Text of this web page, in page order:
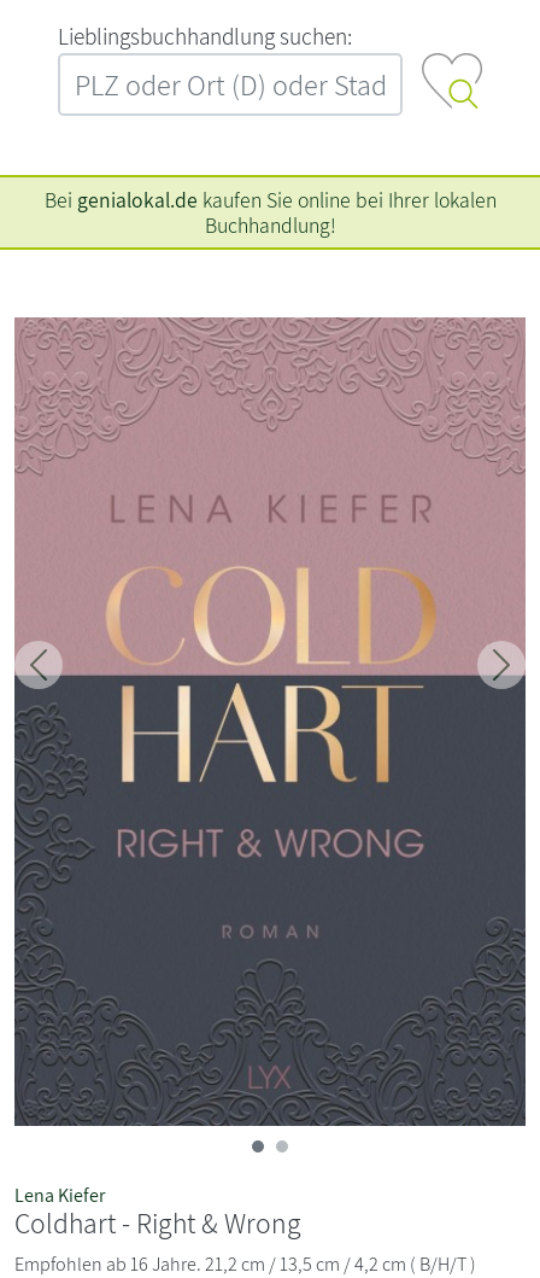
L‍i‍e‍b‍l‍i‍n‍g‍s‍b‍u‍c‍h‍h‍a‍n‍d‍l‍u‍n‍g‍ ‍s‍u‍c‍h‍e‍n‍:‍
Bei genialokal.de kaufen Sie online bei Ihrer lokalen
Buchhandlung!
Zurück
Lena Kiefer
Coldhart - Right & Wrong
Empfohlen ab 16 Jahre. 21,2 cm / 13,5 cm / 4,2 cm ( B/H/T )